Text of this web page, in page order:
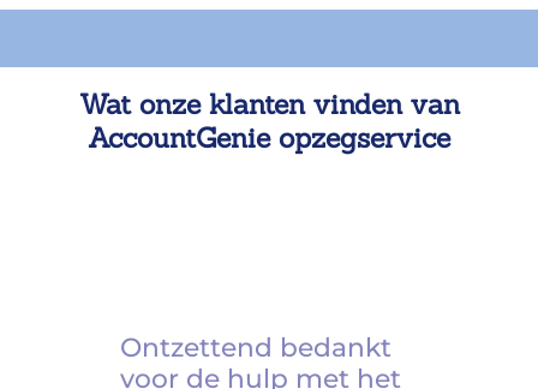
Wat onze klanten vinden van
AccountGenie opzegservice
Ontzettend bedankt
voor de hulp met het